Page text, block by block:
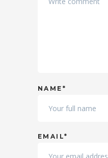
NAME*
EMAIL*